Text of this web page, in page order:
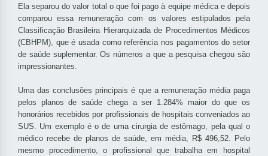
Ela separou do valor total o que foi pago à equipe médica e depois
comparou essa remuneração com os valores estipulados pela
Classificação Brasileira Hierarquizada de Procedimentos Médicos
(CBHPM), que é usada como referência nos pagamentos do setor
de saúde suplementar. Os números a que a pesquisa chegou são
impressionantes.
Uma das conclusões principais é que a remuneração média paga
pelos planos de saúde chega a ser 1.284% maior do que os
honorários recebidos por profissionais de hospitais conveniados ao
SUS. Um exemplo é o de uma cirurgia de estômago, pela qual o
médico recebe de planos de saúde, em média, R$ 496,52. Pelo
mesmo procedimento, o profissional que trabalha em hospital